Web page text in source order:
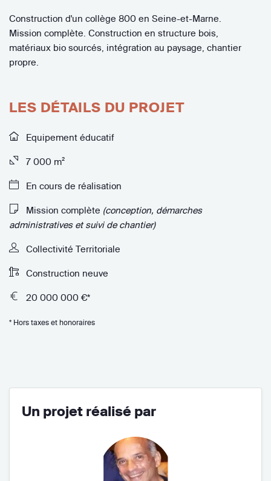
Construction d'un collège 800 en Seine-et-Marne.
Mission complète. Construction en structure bois,
matériaux bio sourcés, intégration au paysage, chantier
propre.
LES DÉTAILS DU PROJET
Equipement éducatif
7 000 m²
En cours de réalisation
Mission complète (conception, démarches
administratives et suivi de chantier)
Collectivité Territoriale
Construction neuve
20 000 000 €*
* Hors taxes et honoraires
Un projet réalisé par